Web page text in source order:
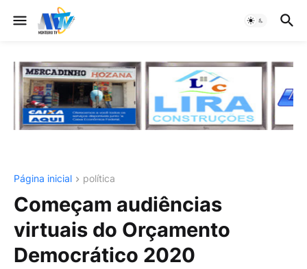
Página inicial política
Começam audiências
virtuais do Orçamento
Democrático 2020